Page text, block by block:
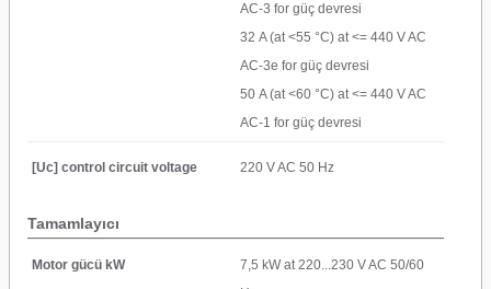
AC-3 for güç devresi
32 A (at <55 °C) at <= 440 V AC
AC-3e for güç devresi
50 A (at <60 °C) at <= 440 V AC
AC-1 for güç devresi
[Uc] control circuit voltage 220 V AC 50 Hz
Tamamlayıcı
Motor gücü kW
7,5 kW at 220...230 V AC 50/60